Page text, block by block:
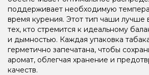
поддерживает необходимую
время курения. Этот тип чаши лучше
тех, кто стремится к идеальному
и дымностью. Каждая упаковка
герметично запечатана, чтобы
аромат, облегчая хранение и
качеств.